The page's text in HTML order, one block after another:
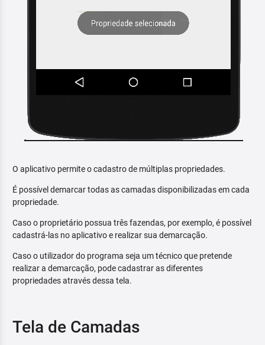
O aplicativo permite o cadastro de múltiplas propriedades.
É possível demarcar todas as camadas disponibilizadas em cada
propriedade.
Caso o proprietário possua três fazendas, por exemplo, é possível
cadastrá-las no aplicativo e realizar sua demarcação.
Caso o utilizador do programa seja um técnico que pretende
realizar a demarcação, pode cadastrar as diferentes
propriedades através dessa tela.
Tela de Camadas